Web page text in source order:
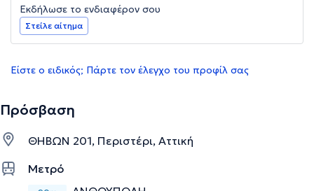
Εκδήλωσε το ενδιαφέρον σου
Στείλε αίτημα
Είστε ο ειδικός; Πάρτε τον έλεγχο του προφίλ σας
Πρόσβαση
ΘΗΒΩΝ 201, Περιστέρι, Αττική
Μετρό